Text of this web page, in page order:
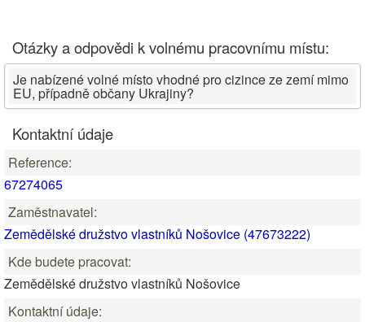
Otázky a odpovědi k volnému pracovnímu místu:
Je nabízené volné místo vhodné pro cizince ze zemí mimo
EU, případně občany Ukrajiny?
Kontaktní údaje
Reference:
67274065
Zaměstnavatel:
Zemědělské družstvo vlastníků Nošovice (47673222)
Kde budete pracovat:
Zemědělské družstvo vlastníků Nošovice
Kontaktní údaje: